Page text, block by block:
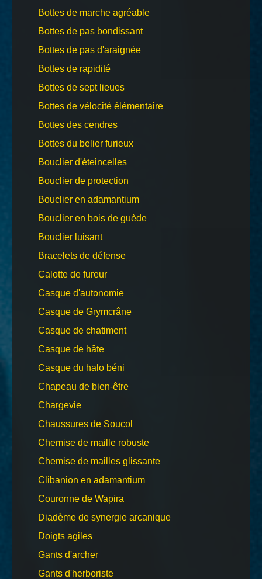
Bottes de marche agréable
Bottes de pas bondissant
Bottes de pas d'araignée
Bottes de rapidité
Bottes de sept lieues
Bottes de vélocité élémentaire
Bottes des cendres
Bottes du belier furieux
Bouclier d'éteincelles
Bouclier de protection
Bouclier en adamantium
Bouclier en bois de guède
Bouclier luisant
Bracelets de défense
Calotte de fureur
Casque d'autonomie
Casque de Grymcrâne
Casque de chatiment
Casque de hâte
Casque du halo béni
Chapeau de bien-être
Chargevie
Chaussures de Soucol
Chemise de maille robuste
Chemise de mailles glissante
Clibanion en adamantium
Couronne de Wapira
Diadème de synergie arcanique
Doigts agiles
Gants d'archer
Gants d'herboriste